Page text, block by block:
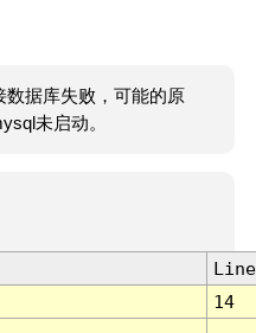
数据库失败，可能的原
未启动。
Line
14